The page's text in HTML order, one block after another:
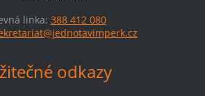
linka: 388 412 080
odkazy